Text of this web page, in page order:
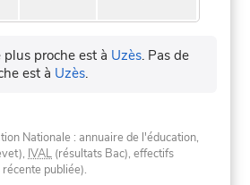
plus proche est à Uzès. Pas de
est à Uzès.
Nationale : annuaire de l'éducation,
IVAL (résultats Bac), effectifs
publiée).